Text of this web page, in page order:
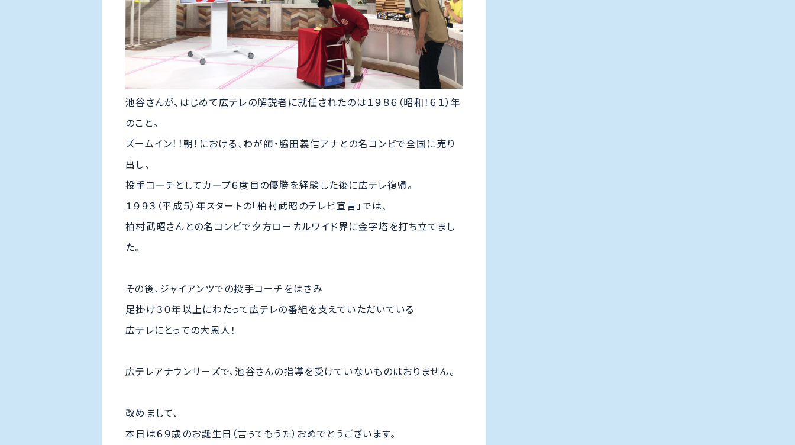
池谷さんが、はじめて広テレの解説者に就任されたのは１９８６（昭和！６１）年
のこと。
ズームイン！！朝！における、わが師・脇田義信アナとの名コンビで全国に売り
出し、
投手コーチとしてカープ６度目の優勝を経験した後に広テレ復帰。
１９９３（平成５）年スタートの「柏村武昭のテレビ宣言」では、
柏村武昭さんとの名コンビで夕方ローカルワイド界に金字塔を打ち立てまし
た。
その後、ジャイアンツでの投手コーチをはさみ
足掛け３０年以上にわたって広テレの番組を支えていただいている
広テレにとっての大恩人！
広テレアナウンサーズで、池谷さんの指導を受けていないものはおりません。
改めまして、
本日は６９歳のお誕生日（言ぅてもうた）おめでとうございます。